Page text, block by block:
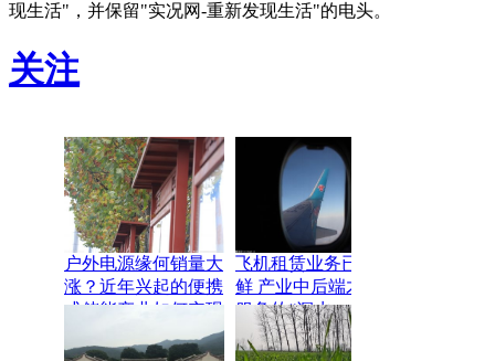
现生活"，并保留"实况网-重新发现生活"的电头。
关注
户外电源缘何销量大
涨？近年兴起的便携
式储能产业如何实现
飞机租赁业务已不新
鲜 产业中后端才是
服务的“深水
区”和“试金石”